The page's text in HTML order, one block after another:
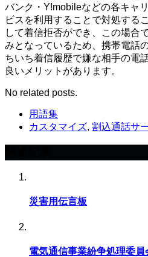
バンク・Y!mobileなどの各キャ
ビスを利用することで対処する
して着信拒否ができ、この場合
みとなっているため、携帯電話
ちいち着信履歴で嫌な相手の電
良いメリットがあります。
No related posts.
用語集
カスタマイズ, 割込通話サ
災害用伝言板
電気通信事業紛争処理委員